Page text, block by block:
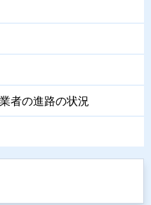
者の進路の状況